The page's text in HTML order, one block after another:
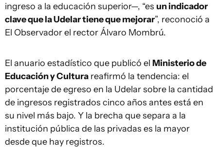
ingreso a la educación superior—, “es un indicador
clave que la Udelar tiene que mejorar”, reconoció a
El Observador el rector Álvaro Mombrú.
El anuario estadístico que publicó el Ministerio de
Educación y Cultura reafirmó la tendencia: el
porcentaje de egreso en la Udelar sobre la cantidad
de ingresos registrados cinco años antes está en
su nivel más bajo. Y la brecha que separa a la
institución pública de las privadas es la mayor
desde que hay registros.